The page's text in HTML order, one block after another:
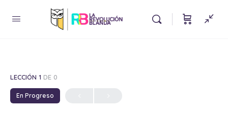
LECCIÓN 1 DE 0
En Progreso